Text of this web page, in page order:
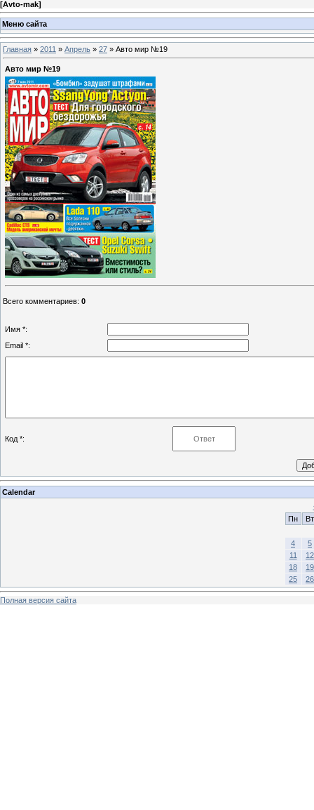
[Avto-mak]
Меню сайта
Главная » 2011 » Апрель » 27 » Авто мир №19
Авто мир №19
Всего комментариев: 0
Имя *:
Email *:
Код *:
Calendar
Пн
Вт
4
5
11
12
18
19
25
26
Полная версия сайта